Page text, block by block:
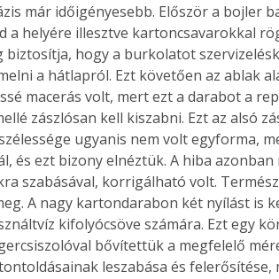
már időigényesebb. Először a bojler
a helyére illesztve kartoncsavarokkal
biztosítja, hogy a burkolatot
a hátlapról. Ezt követően az ablak
macerás volt, mert ezt a darabot a
zászlósan kell kiszabni. Ezt az alsó
ugyanis nem volt egyforma,
és ezt bizony elnéztük. A hiba
szabásával, korrigálható volt.
A nagy kartondarabon két nyílást is
kifolyócsöve számára. Ezt egy
bővítettük a megfelelő
leszabása és